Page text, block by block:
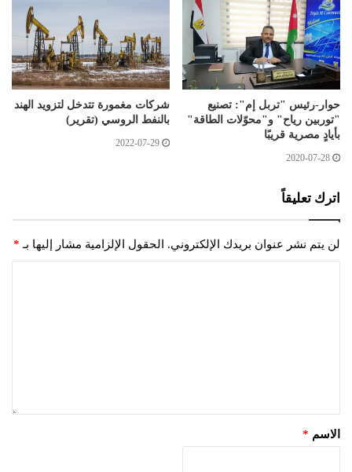
حوار-رئيس "تربل إم": تصنيع
"توربين رياح" و"محوّلات الطاقة"
بأيادٍ مصرية قريبًا
2020-07-28
شركات مغمورة تتدخل لتزويد الهند
بالنفط الروسي (تقرير)
2022-07-29
اترك تعليقاً
لن يتم نشر عنوان بريدك الإلكتروني. الحقول الإلزامية مشار إليها بـ *
الاسم *